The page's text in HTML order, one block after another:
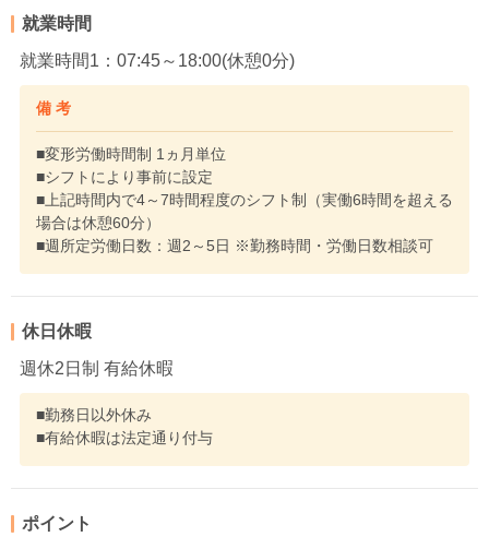
就業時間
就業時間1：07:45～18:00(休憩0分)
備 考
■変形労働時間制 1ヵ月単位
■シフトにより事前に設定
■上記時間内で4～7時間程度のシフト制（実働6時間を超える
場合は休憩60分）
■週所定労働日数：週2～5日 ※勤務時間・労働日数相談可
休日休暇
週休2日制 有給休暇
■勤務日以外休み
■有給休暇は法定通り付与
ポイント